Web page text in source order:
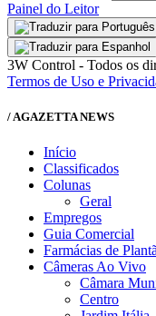
Painel do Leitor
3W Control - Todos os
Termos de Uso e
/ AGAZETTA NEWS
Início
Classificados
Colunas
Geral
Empregos
Guia Comercial
Farmácias de
Câmeras Ao Vivo
Câmara
Centro